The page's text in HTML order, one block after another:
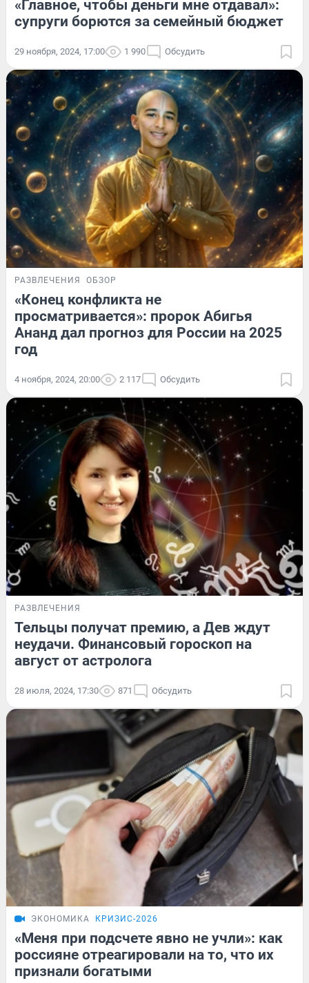
«Главное, чтобы деньги мне отдавал»:
супруги борются за семейный бюджет
29 ноября, 2024, 17:00 1 990 Обсудить
РАЗВЛЕЧЕНИЯ ОБЗОР
«Конец конфликта не
просматривается»: пророк Абигья
Ананд дал прогноз для России на 2025
год
4 ноября, 2024, 20:00 2 117 Обсудить
РАЗВЛЕЧЕНИЯ
Тельцы получат премию, а Дев ждут
неудачи. Финансовый гороскоп на
август от астролога
28 июля, 2024, 17:30 871 Обсудить
ЭКОНОМИКА КРИЗИС-2026
«Меня при подсчете явно не учли»: как
россияне отреагировали на то, что их
признали богатыми